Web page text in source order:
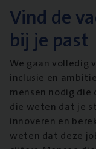
Vind de
bij je past
We gaan volledig
inclusie en
mensen nodig
die weten dat je
innoveren en
weten dat deze